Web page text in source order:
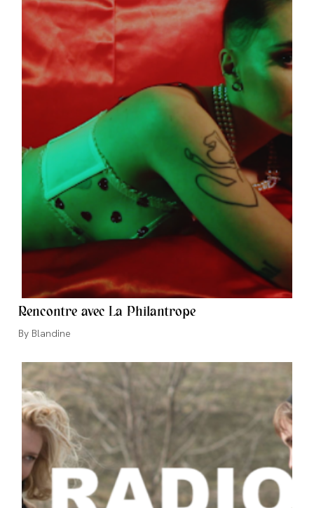
Rencontre avec La Philantrope
Auteur/autrice
la
publication :
Blandine